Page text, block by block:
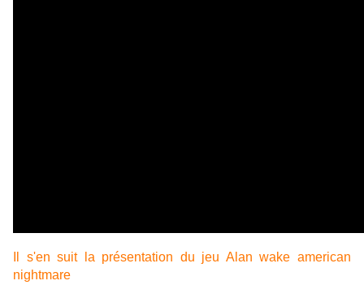
Il s'en suit la présentation du jeu Alan wake american
nightmare